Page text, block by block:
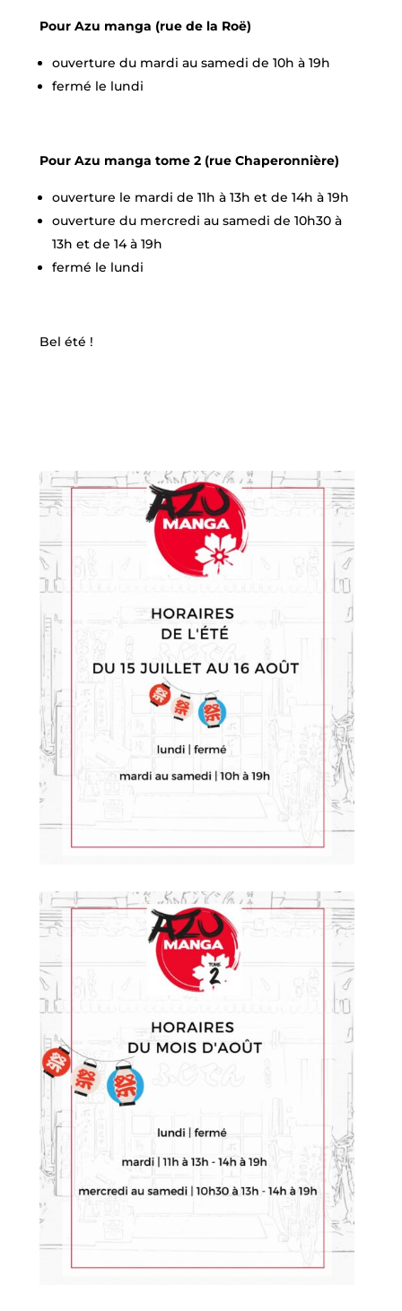
Pour Azu manga (rue de la Roë)
ouverture du mardi au samedi de 10h à 19h
fermé le lundi
Pour Azu manga tome 2 (rue Chaperonnière)
ouverture le mardi de 11h à 13h et de 14h à 19h
ouverture du mercredi au samedi de 10h30 à
13h et de 14 à 19h
fermé le lundi
Bel été !